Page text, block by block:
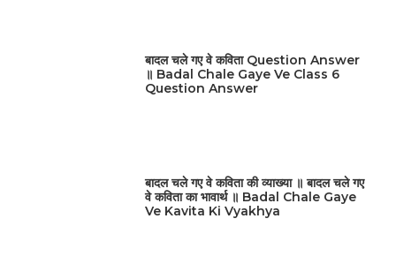
बादल चले गए वे कविता Question Answer
॥ Badal Chale Gaye Ve Class 6
Question Answer
बादल चले गए वे कविता की व्याख्या ॥ बादल चले गए
वे कविता का भावार्थ ॥ Badal Chale Gaye
Ve Kavita Ki Vyakhya